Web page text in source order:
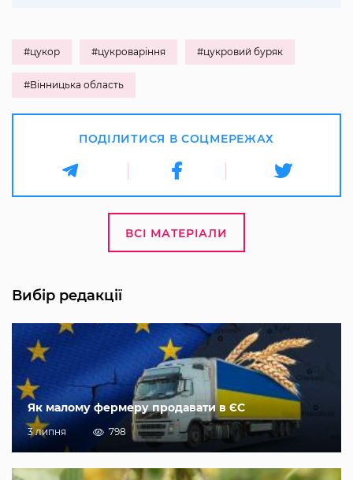
#цукор #цукроваріння #цукровий буряк
#Вінницька область
ПОДІЛИТИСЯ В СОЦМЕРЕЖАХ
ВСІ МАТЕРІАЛИ
Вибір редакції
Як малому фермеру продавати в ЄС
3 липня 798